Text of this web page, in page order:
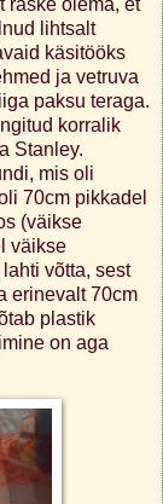
raske olema, et
lihtsalt
käsitööks
ja vetruva
paksu teraga.
korralik
Stanley.
mis oli
70cm pikkadel
(väikse
väikse
võtta, sest
erinevalt 70cm
plastik
on aga